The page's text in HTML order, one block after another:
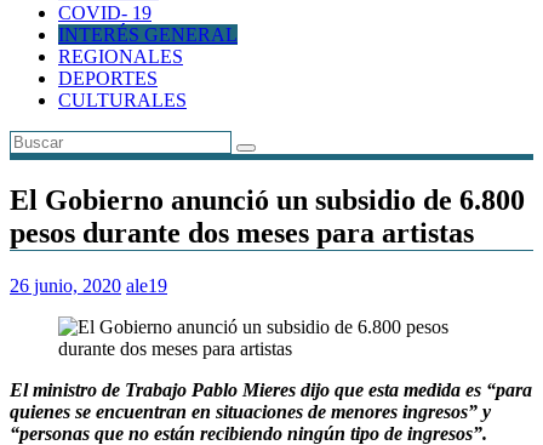
COVID- 19
INTERÉS GENERAL
REGIONALES
DEPORTES
CULTURALES
El Gobierno anunció un subsidio de 6.800
pesos durante dos meses para artistas
26 junio, 2020 ale19
El ministro de Trabajo Pablo Mieres dijo que esta medida es “para
quienes se encuentran en situaciones de menores ingresos” y
“personas que no están recibiendo ningún tipo de ingresos”.